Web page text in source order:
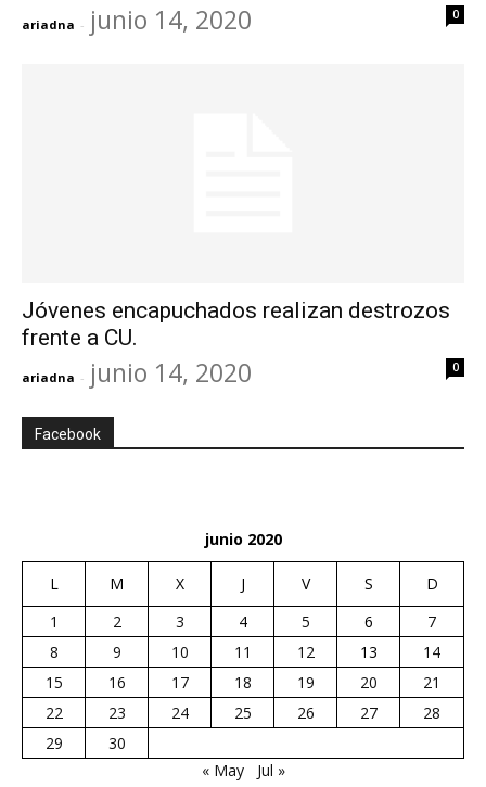
ariadna - junio 14, 2020 0
Jóvenes encapuchados realizan destrozos
frente a CU.
ariadna - junio 14, 2020 0
Facebook
junio 2020
L M X J V S
D
1
2 3 4 5 6
7
8
9 10 11 12 13
14
15
16 17 18 19 20
21
22
23 24 25 26 27
28
29
30
« May
Jul »